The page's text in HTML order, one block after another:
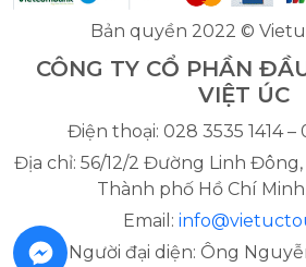
Bản quyền 2022 ©
CÔNG TY CỔ PHẦN
VIỆT ÚC
Điện thoại: 028 3535 1414 –
Địa chỉ: 56/12/2 Đường Linh
Thành phố Hồ Chí
Email:
Người đại diện: Ông